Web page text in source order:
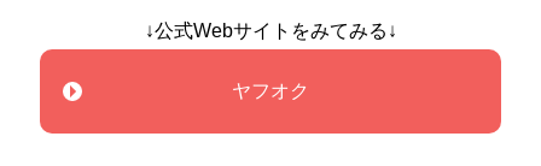
↓公式Webサイトをみてみる↓
ヤフオク